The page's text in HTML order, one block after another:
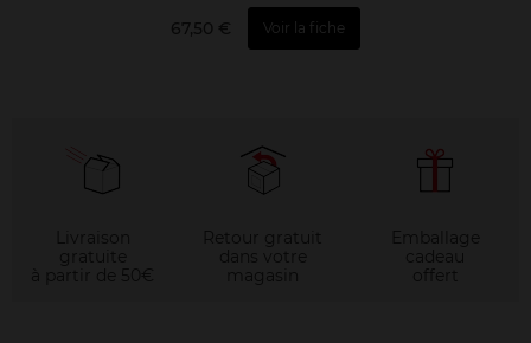
67,50 € Voir la fiche